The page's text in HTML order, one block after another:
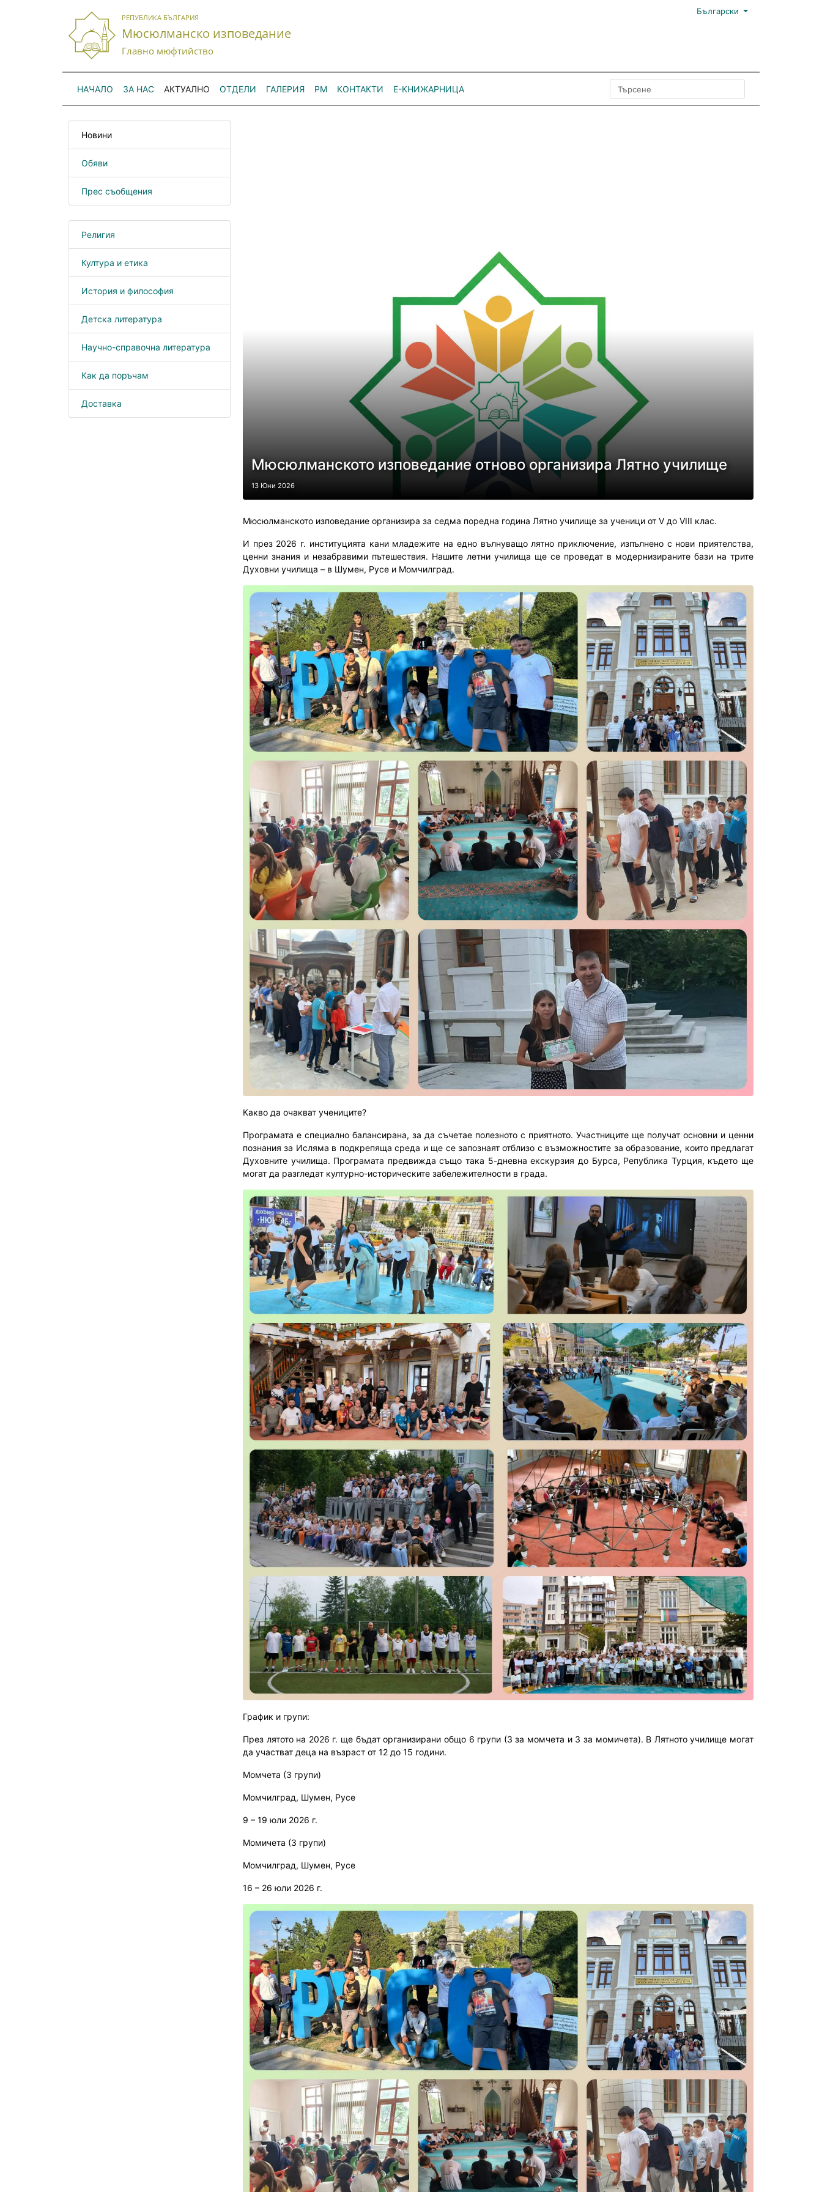
РЕПУБЛИКА БЪЛГАРИЯ
Мюсюлманско изповедание
Главно мюфтийство
Български
НАЧАЛО ЗА НАС АКТУАЛНО ОТДЕЛИ ГАЛЕРИЯ РМ КОНТАКТИ Е-КНИЖАРНИЦА
Новини
Обяви
Прес съобщения
Религия
Култура и етика
История и философия
Детска литература
Научно-справочна литература
Как да поръчам
Доставка
Мюсюлманското изповедание отново организира Лятно училище
13 Юни 2026
Мюсюлманското изповедание организира за седма поредна година Лятно училище за ученици от V до VIII клас.
И през 2026 г. институцията кани младежите на едно вълнуващо лятно приключение, изпълнено с нови приятелства,
ценни знания и незабравими пътешествия. Нашите летни училища ще се проведат в модернизираните бази на трите
Духовни училища – в Шумен, Русе и Момчилград.
Какво да очакват учениците?
Програмата е специално балансирана, за да съчетае полезното с приятното. Участниците ще получат основни и ценни
познания за Исляма в подкрепяща среда и ще се запознаят отблизо с възможностите за образование, които предлагат
Духовните училища. Програмата предвижда също така 5-дневна екскурзия до Бурса, Република Турция, където ще
могат да разгледат културно-историческите забележителности в града.
График и групи:
През лятото на 2026 г. ще бъдат организирани общо 6 групи (3 за момчета и 3 за момичета). В Лятното училище могат
да участват деца на възраст от 12 до 15 години.
Момчета (3 групи)
Момчилград, Шумен, Русе
9 – 19 юли 2026 г.
Момичета (3 групи)
Момчилград, Шумен, Русе
16 – 26 юли 2026 г.